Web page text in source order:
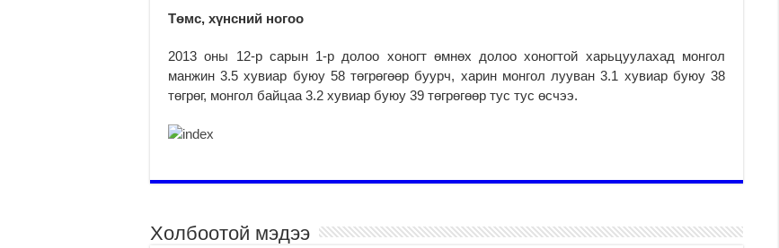
Төмс, хүнсний ногоо
2013 оны 12-р сарын 1-р долоо хоногт өмнөх долоо хоногтой харьцуулахад монгол
манжин 3.5 хувиар буюу 58 төгрөгөөр буурч, харин монгол лууван 3.1 хувиар буюу 38
төгрөг, монгол байцаа 3.2 хувиар буюу 39 төгрөгөөр тус тус өсчээ.
Холбоотой мэдээ